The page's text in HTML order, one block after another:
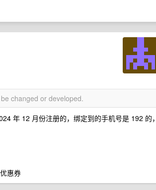
changed or developed.
年 12 月份注册的，绑定到的手机号是 192 的，
惠券